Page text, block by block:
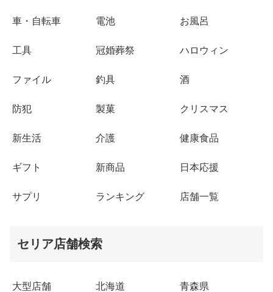
車・自転車 電池 お風呂
工具 冠婚葬祭 ハロウィン
ファイル 釣具 酒
防犯 製菓 クリスマス
新生活 介護 健康食品
ギフト 新商品 日本応援
サプリ ランキング 店舗一覧
セリア店舗検索
大型店舗 北海道 青森県